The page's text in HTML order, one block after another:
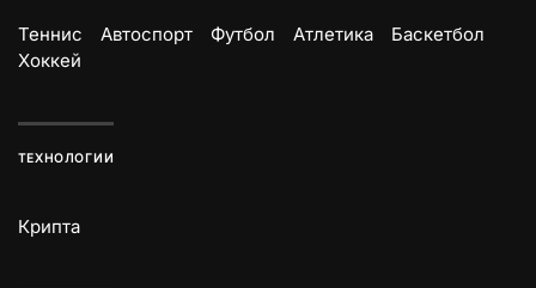
Теннис Автоспорт Футбол Атлетика
Баскетбол
Хоккей
ТЕХНОЛОГИИ
Крипта